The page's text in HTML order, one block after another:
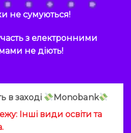
не сумуються!
з електронними
не діють!
в заході
Мonobank
Інші види освіти та